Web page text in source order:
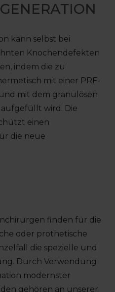
kann selbst bei
Knochendefekten
indem die zu
mit einer PRF-
mit dem granulösen
wird. Die
einen
die neue
finden für die
oder prothetische
die spezielle und
Durch Verwendung
modernster
gehören an unserer